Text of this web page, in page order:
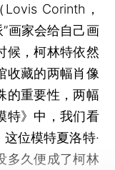
Corinth，
画家会给自己画
候，柯林特依然
收藏的两幅肖像
的重要性，两幅
特》中，我们看
位模特夏洛特·
多久便成了柯林